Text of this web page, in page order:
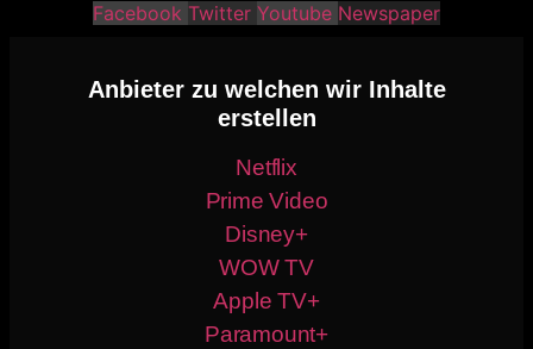
Facebook Twitter Youtube Newspaper
Anbieter zu welchen wir Inhalte
erstellen
Netflix
Prime Video
Disney+
WOW TV
Apple TV+
Paramount+